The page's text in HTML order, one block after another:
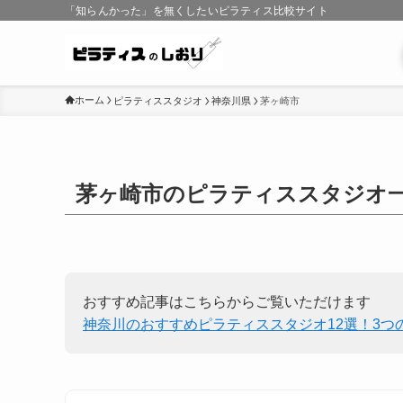
「知らんかった」を無くしたいピラティス比較サイト
ホーム ピラティススタジオ 神奈川県 茅ヶ崎市
茅ヶ崎市のピラティススタジオ
おすすめ記事はこちらからご覧いただけます
神奈川のおすすめピラティススタジオ12選！3つ